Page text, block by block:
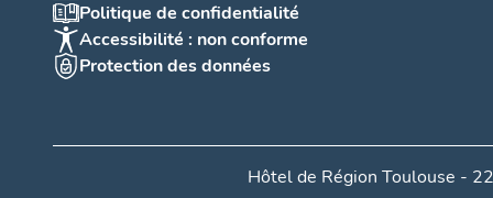
Politique de confidentialité
Accessibilité : non conforme
Protection des données
Hôtel de Région Toulouse -